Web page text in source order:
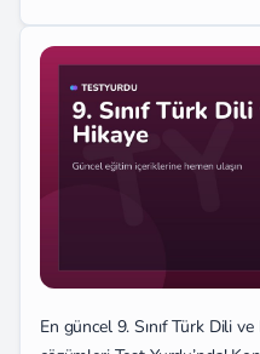
En güncel 9. Sınıf Türk Dili